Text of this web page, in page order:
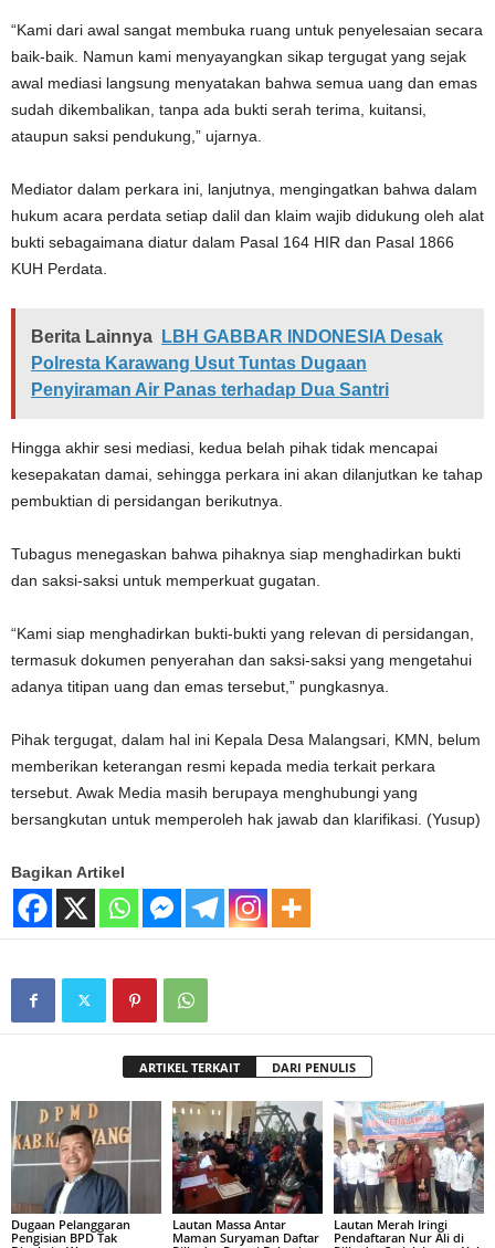
“Kami dari awal sangat membuka ruang untuk penyelesaian secara
baik-baik. Namun kami menyayangkan sikap tergugat yang sejak
awal mediasi langsung menyatakan bahwa semua uang dan emas
sudah dikembalikan, tanpa ada bukti serah terima, kuitansi,
ataupun saksi pendukung,” ujarnya.
Mediator dalam perkara ini, lanjutnya, mengingatkan bahwa dalam
hukum acara perdata setiap dalil dan klaim wajib didukung oleh alat
bukti sebagaimana diatur dalam Pasal 164 HIR dan Pasal 1866
KUH Perdata.
Berita Lainnya
LBH GABBAR INDONESIA Desak
Polresta Karawang Usut Tuntas Dugaan
Penyiraman Air Panas terhadap Dua Santri
Hingga akhir sesi mediasi, kedua belah pihak tidak mencapai
kesepakatan damai, sehingga perkara ini akan dilanjutkan ke tahap
pembuktian di persidangan berikutnya.
Tubagus menegaskan bahwa pihaknya siap menghadirkan bukti
dan saksi-saksi untuk memperkuat gugatan.
“Kami siap menghadirkan bukti-bukti yang relevan di persidangan,
termasuk dokumen penyerahan dan saksi-saksi yang mengetahui
adanya titipan uang dan emas tersebut,” pungkasnya.
Pihak tergugat, dalam hal ini Kepala Desa Malangsari, KMN, belum
memberikan keterangan resmi kepada media terkait perkara
tersebut. Awak Media masih berupaya menghubungi yang
bersangkutan untuk memperoleh hak jawab dan klarifikasi. (Yusup)
Bagikan Artikel
ARTIKEL TERKAIT DARI PENULIS
Dugaan Pelanggaran
Pengisian BPD Tak
Lautan Massa Antar
Maman Suryaman Daftar
Lautan Merah Iringi
Pendaftaran Nur Ali di